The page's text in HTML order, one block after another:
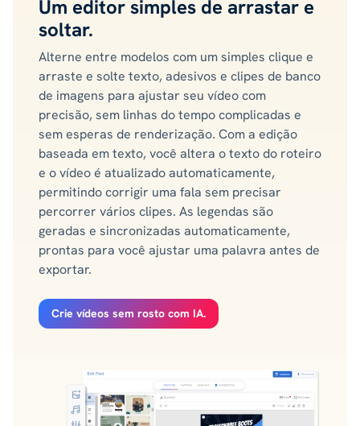
Um editor simples de arrastar e
soltar.
Alterne entre modelos com um simples clique e
arraste e solte texto, adesivos e clipes de banco
de imagens para ajustar seu vídeo com
precisão, sem linhas do tempo complicadas e
sem esperas de renderização. Com a edição
baseada em texto, você altera o texto do roteiro
e o vídeo é atualizado automaticamente,
permitindo corrigir uma fala sem precisar
percorrer vários clipes. As legendas são
geradas e sincronizadas automaticamente,
prontas para você ajustar uma palavra antes de
exportar.
Crie vídeos sem rosto com IA.